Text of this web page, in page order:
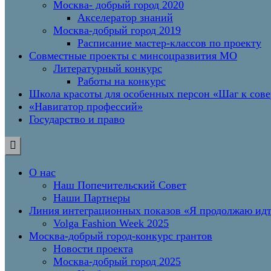
Москва- добрый город 2020
Акселератор знаний
Москва-добрый город 2019
Расписание мастер-классов по проекту
Совместные проекты с минсоцразвития МО
Литературный конкурс
Работы на конкурс
Школа красоты для особенных персон «Шаг к
«Навигатор профессий»
Государство и право
О нас
Наш Попечительский Совет
Наши Партнеры
Линия интеграционных показов «Я продолжаю
Volga Fashion Week 2025
Москва-добрый город-конкурс грантов
Новости проекта
Москва-добрый город 2025